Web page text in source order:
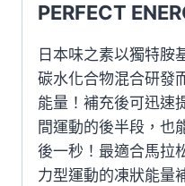
包/
+8
包/
PERFECT
日本味之素以獨特胺
碳水化合物混合研發
能量！補充後可迅速
間運動的後半段，也
後一秒！最適合馬拉
力型運動的凍狀能量